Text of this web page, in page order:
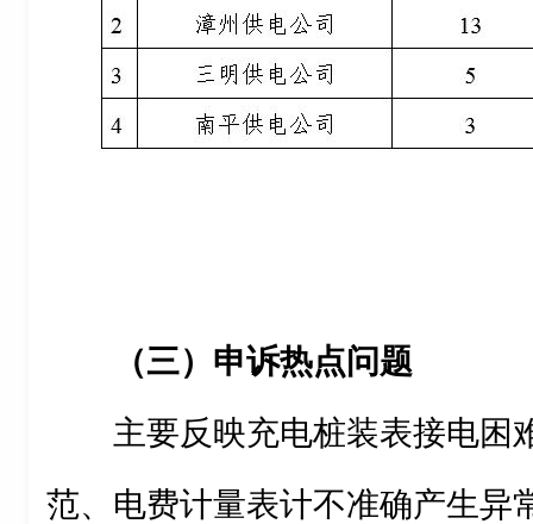
（三）申诉热点问题
主要反映充电桩装表接电困
范、电费计量表计不准确产生异